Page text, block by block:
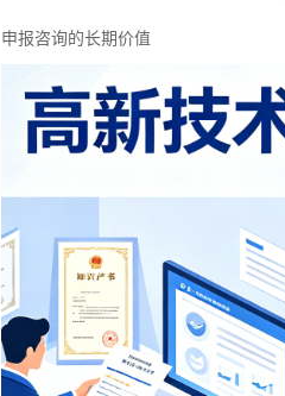
申报咨询的长期价值